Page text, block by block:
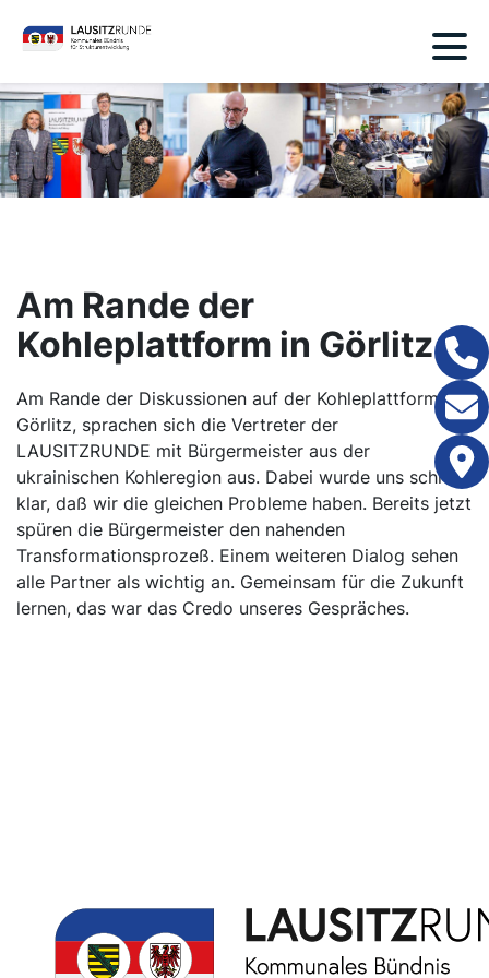
Am Rande der
Kohleplattform in Görlitz
Am Rande der Diskussionen auf der Kohleplattform in
Görlitz, sprachen sich die Vertreter der
LAUSITZRUNDE mit Bürgermeister aus der
ukrainischen Kohleregion aus. Dabei wurde uns schnell
klar, daß wir die gleichen Probleme haben. Bereits jetzt
spüren die Bürgermeister den nahenden
Transformationsprozeß. Einem weiteren Dialog sehen
alle Partner als wichtig an. Gemeinsam für die Zukunft
lernen, das war das Credo unseres Gespräches.